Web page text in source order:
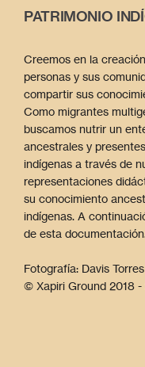
PATRIMONIO
Creemos en la
personas y sus
compartir sus
Como migrantes
buscamos nutrir un
ancestrales y
indígenas a través de
representaciones
su conocimiento
indígenas. A
de esta
Fotografía: Davis
© Xapiri Ground 2018